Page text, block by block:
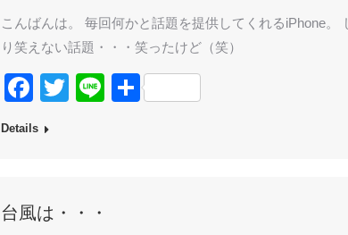
こんばんは。 毎回何かと話題を提供してくれるiPhone。
り笑えない話題・・・笑ったけど（笑）
Facebook
Twitter
Line共
Details
台風は・・・